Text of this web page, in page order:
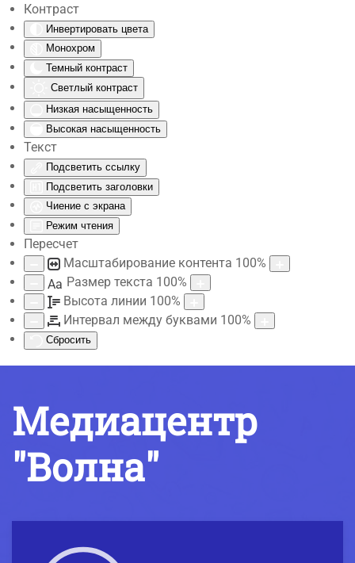
Контраст
Инвертировать цвета
Монохром
Темный контраст
Светлый контраст
Низкая насыщенность
Высокая насыщенность
Текст
Подсветить ссылку
Подсветить заголовки
Чиение с экрана
Режим чтения
Пересчет
Масштабирование контента 100%
Aa Размер текста 100%
Высота линии 100%
Интервал между буквами 100%
Сбросить
Skip to main content
Медиацентр
"Волна"